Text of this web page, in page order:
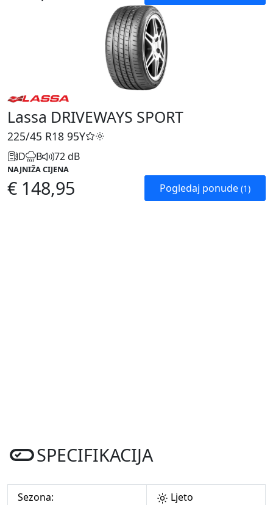
Lassa DRIVEWAYS SPORT
225/45 R18 95Y
D B 72 dB
NAJNIŽA CIJENA
€ 148,95 Pogledaj ponude (1)
SPECIFIKACIJA
Sezona:
Ljeto